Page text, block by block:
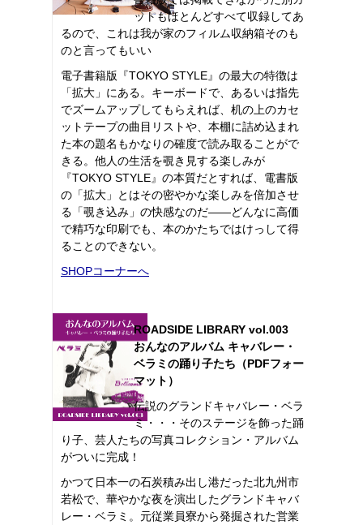
ットもほとんどすべて収録してあ
るので、これは我が家のフィルム収納箱そのも
のと言ってもいい
電子書籍版『TOKYO STYLE』の最大の特徴は
「拡大」にある。キーボードで、あるいは指先
でズームアップしてもらえれば、机の上のカセ
ットテープの曲目リストや、本棚に詰め込まれ
た本の題名もかなりの確度で読み取ることがで
きる。他人の生活を覗き見する楽しみが
『TOKYO STYLE』の本質だとすれば、電書版
の「拡大」とはその密やかな楽しみを倍加させ
る「覗き込み」の快感なのだ――どんなに高価
で精巧な印刷でも、本のかたちではけっして得
ることのできない。
SHOPコーナーへ
ROADSIDE LIBRARY vol.003
おんなのアルバム キャバレー・
ベラミの踊り子たち（PDFフォー
マット）
伝説のグランドキャバレー・ベラ
ミ・・・そのステージを飾った踊
り子、芸人たちの写真コレクション・アルバム
がついに完成！
かつて日本一の石炭積み出し港だった北九州市
若松で、華やかな夜を演出したグランドキャバ
レー・ベラミ。元従業員寮から発掘された営業